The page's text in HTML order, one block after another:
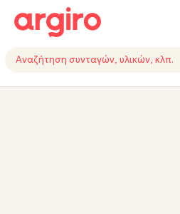
ΥΛΙΚΑΕΚΤΕΛΕΣΗΣΥΜΒΟΥΛΗ ΕΙΔΙΚΟΥ